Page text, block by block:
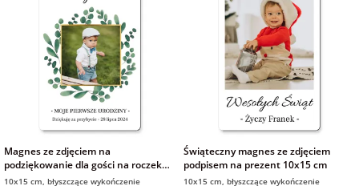
Magnes ze zdjęciem na
podziękowanie dla gości na roczek
urodziny 10x15 cm
10x15 cm, błyszczące wykończenie
Świąteczny magnes ze zdjęciem
podpisem na prezent 10x15 cm
10x15 cm, błyszczące wykończenie